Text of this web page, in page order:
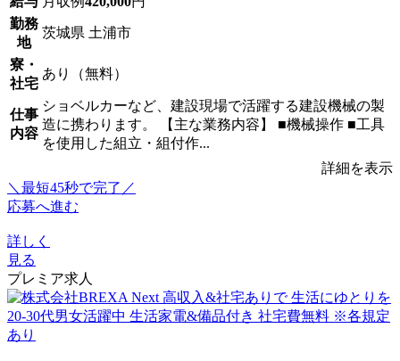
勤務
地
茨城県 土浦市
寮・
社宅
あり（無料）
仕事
内容
ショベルカーなど、建設現場で活躍する建設機械の製
造に携わります。 【主な業務内容】 ■機械操作 ■工具
を使用した組立・組付作...
詳細を表示
＼最短45秒で完了／
応募へ進む
詳しく
見る
プレミア求人